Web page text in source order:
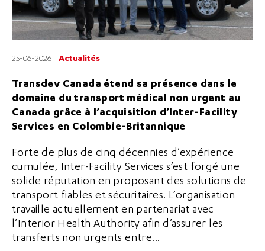
25-06-2026 Actualités
Transdev Canada étend sa présence dans le
domaine du transport médical non urgent au
Canada grâce à l’acquisition d’Inter-Facility
Services en Colombie-Britannique
Forte de plus de cinq décennies d’expérience
cumulée, Inter-Facility Services s’est forgé une
solide réputation en proposant des solutions de
transport fiables et sécuritaires. L’organisation
travaille actuellement en partenariat avec
l’Interior Health Authority afin d’assurer les
transferts non urgents entre...